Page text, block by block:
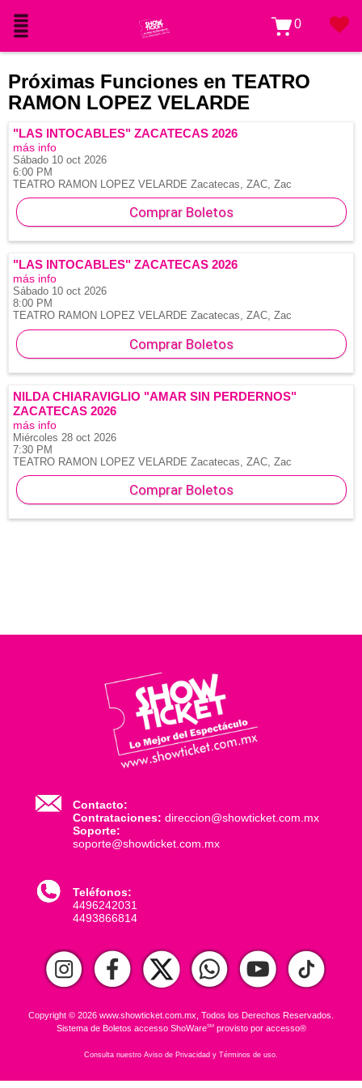
0
Próximas Funciones en TEATRO
RAMON LOPEZ VELARDE
"LAS INTOCABLES" ZACATECAS 2026
más info
Sábado 10 oct 2026
6:00 PM
TEATRO RAMON LOPEZ VELARDE Zacatecas, ZAC, Zac
Comprar Boletos
"LAS INTOCABLES" ZACATECAS 2026
más info
Sábado 10 oct 2026
8:00 PM
TEATRO RAMON LOPEZ VELARDE Zacatecas, ZAC, Zac
Comprar Boletos
NILDA CHIARAVIGLIO "AMAR SIN PERDERNOS"
ZACATECAS 2026
más info
Miércoles 28 oct 2026
7:30 PM
TEATRO RAMON LOPEZ VELARDE Zacatecas, ZAC, Zac
Comprar Boletos
Contacto:
Contrataciones: direccion@showticket.com.mx
Soporte:
soporte@showticket.com.mx
Teléfonos:
4496242031
4493866814
Copyright © 2026 www.showticket.com.mx, Todos los Derechos Reservados.
Sistema de Boletos accesso ShoWareSMprovisto por accesso®
Consulta nuestro Aviso de Privacidad y Términos de uso